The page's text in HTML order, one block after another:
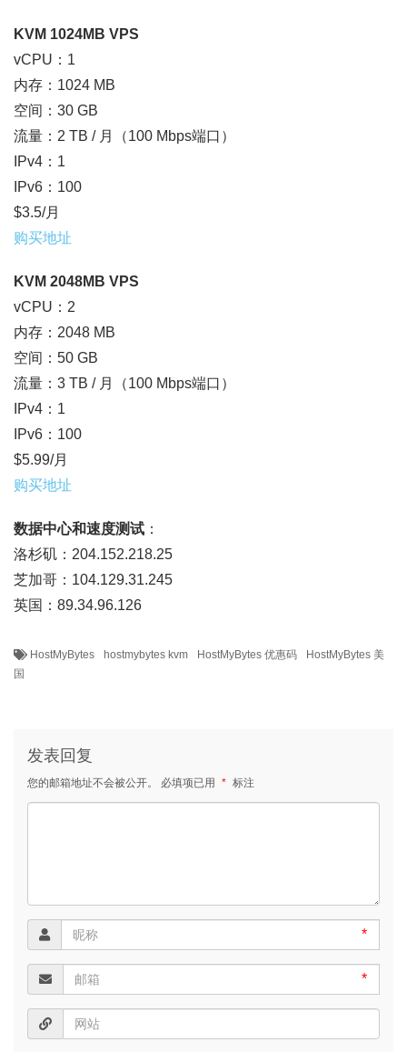
KVM 1024MB VPS
vCPU：1
内存：1024 MB
空间：30 GB
流量：2 TB / 月（100 Mbps端口）
IPv4：1
IPv6：100
$3.5/月
购买地址
KVM 2048MB VPS
vCPU：2
内存：2048 MB
空间：50 GB
流量：3 TB / 月（100 Mbps端口）
IPv4：1
IPv6：100
$5.99/月
购买地址
数据中心和速度测试 ：
洛杉矶：204.152.218.25
芝加哥：104.129.31.245
英国：89.34.96.126
HostMyBytes hostmybytes kvm HostMyBytes 优惠码
HostMyBytes 美
国
发表回复
您的邮箱地址不会被公开。 必填项已用 * 标注
*
*